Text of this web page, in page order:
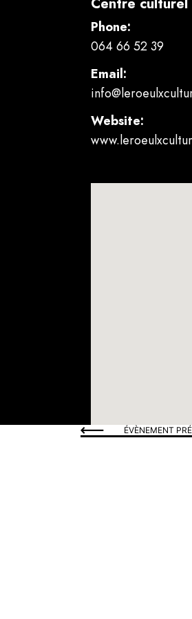
Phone:
064 66 52 39
Email:
Website:
ÉVÈNEMENT